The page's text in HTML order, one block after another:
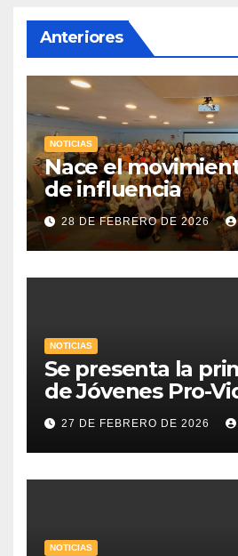
Anteriores
NOTICIAS
Nace el
de influencia
28 DE FEBRERO DE 2026
NOTICIAS
Se presenta la
de Jóvenes Pro-
Uruguay
27 DE FEBRERO DE 2026
NOTICIAS